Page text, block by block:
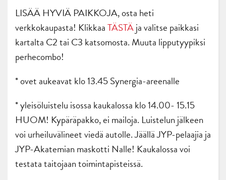
LISÄÄ HYVIÄ PAIKKOJA, osta heti
verkkokaupasta! KlikkaaTÄSTÄja valitse paikkasi
kartalta C2 tai C3 katsomosta. Muuta lipputyypiksi
perhecombo!
* ovet aukeavat klo 13.45 Synergia-areenalle
* yleisöluistelu isossa kaukalossa klo 14.00- 15.15
HUOM! Kypäräpakko, ei mailoja. Luistelun jälkeen
voi urheiluvälineet viedä autolle. Jäällä JYP-pelaajia ja
JYP-Akatemian maskotti Nalle! Kaukalossa voi
testata taitojaan toimintapisteissä.